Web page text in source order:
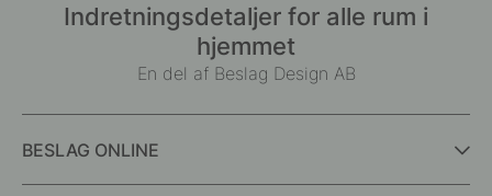
Indretningsdetaljer for alle rum i
hjemmet
En del af Beslag Design AB
BESLAG ONLINE